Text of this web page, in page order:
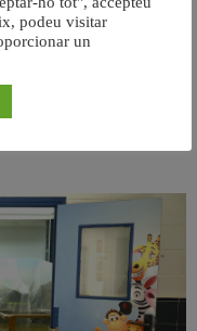
podeu visitar
un